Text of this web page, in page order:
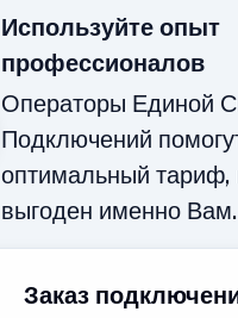
Используйте опыт
профессионалов
Операторы Единой
Подключений
оптимальный тариф,
выгоден именно Вам.
Заказ